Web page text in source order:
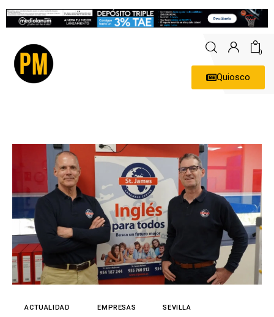
0
Quiosco
Economía
Empresas
Entrevistas
Expertos
Tecnología
Cultura
ACTUALIDAD EMPRESAS SEVILLA